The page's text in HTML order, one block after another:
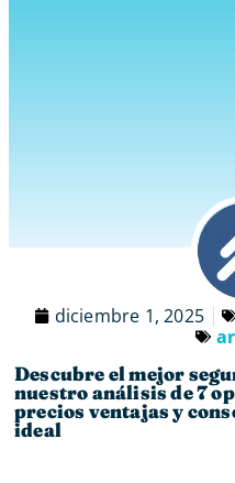
diciembre 1, 2025
Descubre el mejor
nuestro análisis de 7
precios ventajas y
ideal